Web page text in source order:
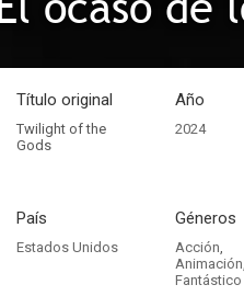
Título original
Twilight of the
Gods
Año
2024
País
Estados Unidos
Géneros
Acción,
Animación,
Fantástico